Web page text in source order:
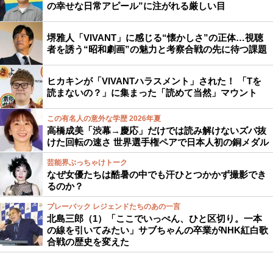
の幸せな日常アピール”に注がれる厳しい目
堺雅人「VIVANT」に感じる“懐かしさ”の正体…視聴
者を誘う“昭和劇画”の魅力と考察合戦の先に待つ課題
ヒカキンが「VIVANTハラスメント」された！ 「Tを
読まないの？」に集まった「読めて当然」マウント
この有名人の意外な学歴 2026年夏
高橋成美「渋幕→慶応」だけでは読み解けないズバ抜
けた回転の速さ 世界選手権ペアで日本人初の銅メダル
芸能界ぶっちゃけトーク
なぜ女優たちは酷暑の中でも汗ひとつかかず撮影でき
るのか？
プレーバック レジェンドたちのあの一言
北島三郎（1）「ここでいっぺん、ひと区切り。一本
の線を引いてみたい」サブちゃんの卒業がNHK紅白歌
合戦の歴史を変えた